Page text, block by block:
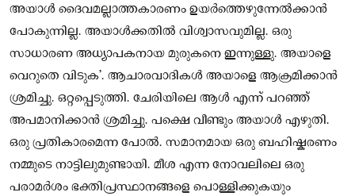
അയാൾ ദൈവമല്ലാത്തകാരണം ഉയർത്തെഴുന്നേൽക്കാൻ
പോകുന്നില്ല. അയാൾക്കതിൽ വിശ്വാസവുമില്ല. ഒരു
സാധാരണ അധ്യാപകനായ മുരുകനെ ഇന്നുള്ളു. അയാളെ
വെറുതെ വിടുക’. ആചാരവാദികൾ അയാളെ ആക്രമിക്കാൻ
ശ്രമിച്ചു. ഒറ്റപ്പെടുത്തി. ചേരിയിലെ ആൾ എന്ന് പറഞ്ഞ്
അപമാനിക്കാൻ ശ്രമിച്ചു. പക്ഷെ വീണ്ടും അയാൾ എഴുതി.
ഒരു പ്രതികാരമെന്ന പോൽ. സമാനമായ ഒരു ബഹിഷ്കരണം
നമ്മുടെ നാട്ടിലുമുണ്ടായി. മീശ എന്ന നോവലിലെ ഒരു
പരാമർശം ഭക്തിപ്രസ്ഥാനങ്ങളെ പൊള്ളിക്കുകയും